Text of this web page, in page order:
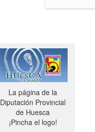
La página de la
Diputación Provincial
de Huesca
¡Pincha el logo!